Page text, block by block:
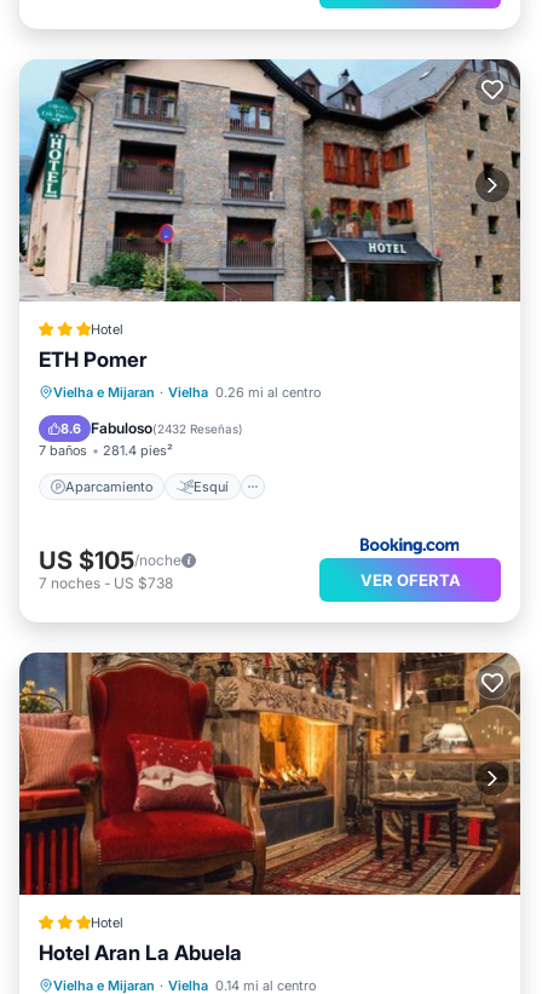
Hotel
ETH Pomer
Vielha e Mijaran · Vielha 0.26 mi al centro
8.6 Fabuloso(2432 Reseñas)
7 baños 281.4 pies²
Aparcamiento Esquí
Aparcamiento
Esquí
Balcón/Terraza
US $105/noche
7 noches - US $738 VER OFERTA
Hotel
Hotel Aran La Abuela
Vielha e Mijaran · Vielha 0.14 mi al centro
Bañera de hidromasaje
Aparcamiento